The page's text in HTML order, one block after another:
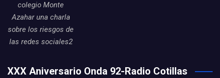
colegio Monte
Azahar una charla
sobre los riesgos de
las redes sociales2
XXX Aniversario Onda 92-Radio Cotillas